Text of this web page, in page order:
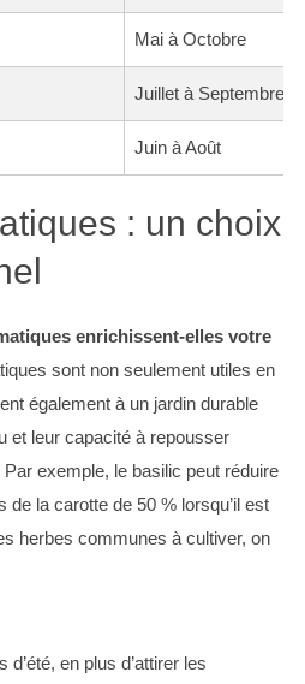
Mai à Octobre
Juillet à Septembre
Juin à Août
: un choix
enrichissent-elles votre
sont non seulement utiles en
également à un jardin durable
et leur capacité à repousser
exemple, le basilic peut réduire
de la carotte de 50 % lorsqu’il est
herbes communes à cultiver, on
en plus d’attirer les